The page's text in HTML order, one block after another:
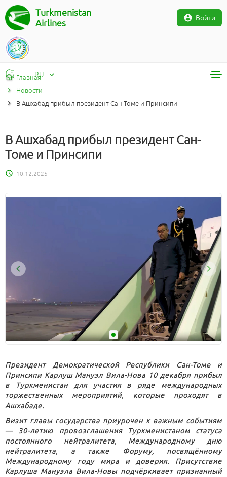
Turkmenistan
Airlines
Войти
RU
RU
TM
Главная
Новости
В Ашхабад прибыл президент Сан-Томе и Принсипи
В Ашхабад прибыл президент Сан-
Томе и Принсипи
10.12.2025
Президент Демократической Республики Сан-Томе и
Принсипи Карлуш Мануэл Вила-Нова 10 декабря прибыл
в Туркменистан для участия в ряде международных
торжественных мероприятий, которые проходят в
Ашхабаде.
Визит главы государства приурочен к важным событиям
— 30-летию провозглашения Туркменистаном статуса
постоянного нейтралитета, Международному дню
нейтралитета, а также Форуму, посвящённому
Международному году мира и доверия. Присутствие
Карлуша Мануэла Вила-Новы подчёркивает признанный